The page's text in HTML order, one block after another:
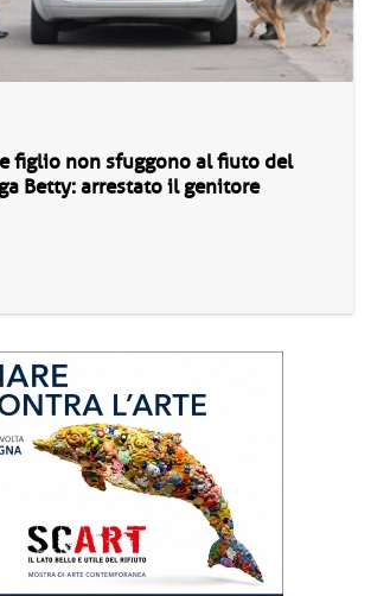
figlio non sfuggono al fiuto del
Betty: arrestato il genitore